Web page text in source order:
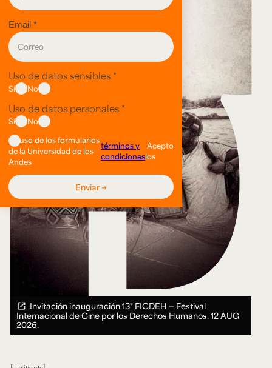
Invitación inauguración 13° FICDEH — Festival
Internacional de Cine por los Derechos Humanos.12 AUG
2026.